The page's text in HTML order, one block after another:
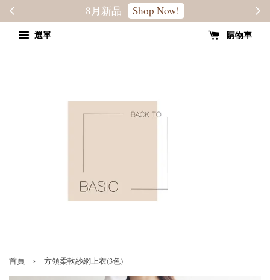
轉季優惠8折 SALE
選單 購物車
首頁 › 方領柔軟紗網上衣(3色)